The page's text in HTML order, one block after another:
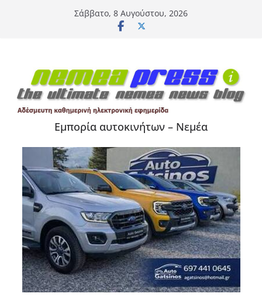
Σάββατο, 8 Αυγούστου, 2026
Εμπορία αυτοκινήτων – Νεμέα